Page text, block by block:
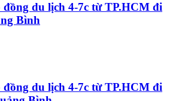
đồng du lịch 4-7c từ TP.HCM đi
Bình
đồng du lịch 4-7c từ TP.HCM đi